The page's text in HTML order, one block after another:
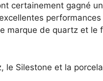
certainement gagné
marque de quartz et
le Silestone et la